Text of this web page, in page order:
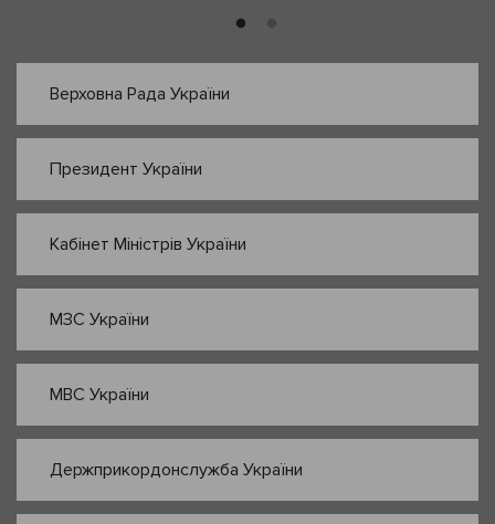
Верховна Рада України
Президент України
Кабінет Міністрів України
МЗС України
МВС України
Держприкордонслужба України